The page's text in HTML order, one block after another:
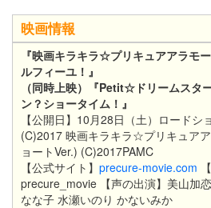
映画情報
『映画キラキラ☆プリキュアアラモ
ルフィーユ！』
（同時上映）『Petit☆ドリームスタ
ン？ショータイム！』
【公開日】10月28日（土）ロードシ
(C)2017 映画キラキラ☆プリキュア
ョートVer.) (C)2017PAMC
【公式サイト】 precure-movie.com
precure_movie 【声の出演】美山加
なな子 水瀬いのり かないみか